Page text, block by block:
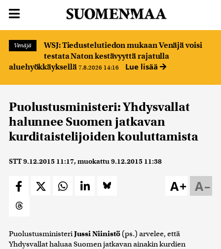
Venäjä
WSJ: Tiedustelutiedon mukaan Venäjä voisi
testata Naton kestävyyttä rajatulla
aluehyökkäyksellä 7.8.2026 14:16 Lue lisää
Puolustusministeri: Yhdysvallat
halunnee Suomen jatkavan
kurditaistelijoiden kouluttamista
STT9.12.2015 11:17, muokattu9.12.2015 11:38
A–
A+
PuolustusministeriJussi Niinistö (ps.) arvelee, että
Yhdysvallat haluaa Suomen jatkavan ainakin kurdien